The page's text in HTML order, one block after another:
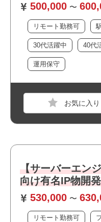
500,000 〜
リモート勤務可
30代活躍中 40代
運用保守
【サーバーエン
向け有名IP物開
530,000 〜
リモート勤務可
・MySQLの知識
・C#の言語経験
・オンラインゲーム、
・gitの理解
・5名以上のエンジニア
おすすめポイン
・・リモート勤務可能